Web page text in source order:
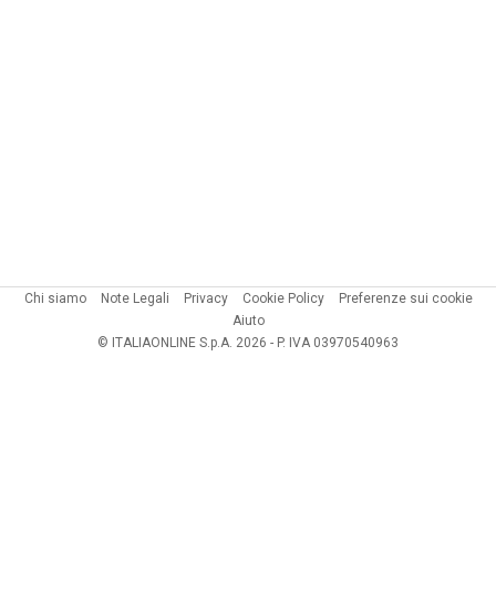
Chi siamo Note Legali Privacy Cookie Policy
Preferenze sui cookie
Aiuto
© ITALIAONLINE S.p.A. 2026 - P. IVA 03970540963